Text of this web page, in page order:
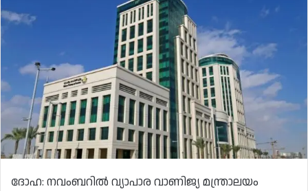
ദോഹ: നവംബറിൽ വ്യാപാര വാണിജ്യ മന്ത്രാലയം